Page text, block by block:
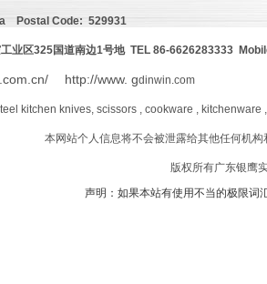
Postal Code: 529931
业区325国道南边1号地 TEL 86-6626283333
http://www. gdinwin.com
kitchen knives, scissors , cookware ,
本网站个人信息将不会被泄露给其他任何机
版权所有广东银鹰
声明：如果本站有使用不当的极限词